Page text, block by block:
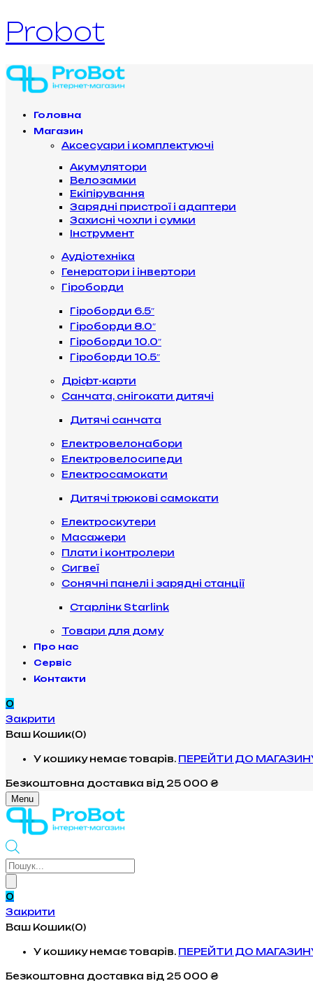
Probot
Головна
Магазин
Аксесуари і комплектуючі
Акумулятори
Велозамки
Екіпірування
Зарядні пристрої і адаптери
Захисні чохли і сумки
Інструмент
Аудіотехніка
Генератори і інвертори
Гіроборди
Гіроборди 6.5″
Гіроборди 8.0″
Гіроборди 10.0″
Гіроборди 10.5″
Дріфт-карти
Санчата, снігокати дитячі
Дитячі санчата
Електровелонабори
Електровелосипеди
Електросамокати
Дитячі трюкові самокати
Електроскутери
Масажери
Плати і контролери
Сигвеї
Сонячні панелі і зарядні станції
Старлінк Starlink
Товари для дому
Про нас
Сервіс
Контакти
0
Закрити
Ваш Кошик(0)
У кошику немає товарів. ПЕРЕЙТИ ДО
Безкоштовна доставка від 25 000 ₴
Menu
Products
0
Закрити
Ваш Кошик(0)
У кошику немає товарів. ПЕРЕЙТИ ДО
Безкоштовна доставка від 25 000 ₴